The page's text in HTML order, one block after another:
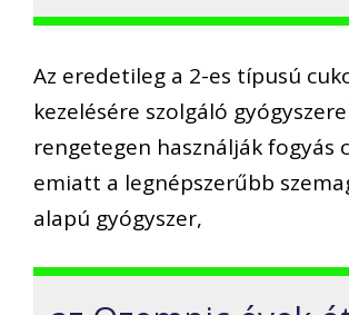
Az eredetileg a 2-es típusú
kezelésére szolgáló
rengetegen használják fogyás
emiatt a legnépszerűbb
alapú gyógyszer,